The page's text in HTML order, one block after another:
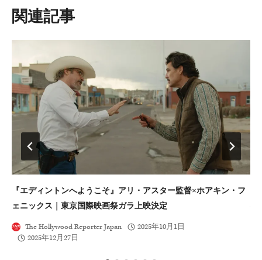
ョ
ン
類似投稿
『エディントンへようこそ』アリ・アスター監督×ホアキン・フ
ェニックス｜東京国際映画祭ガラ上映決定
The Hollywood Reporter Japan
2025年10月1日
2025年12月27日